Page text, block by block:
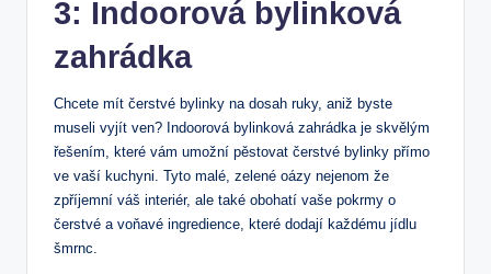
3: Indoorová bylinková
zahrádka
Chcete mít čerstvé bylinky⁤ na dosah ruky, aniž byste​
museli vyjít ven? Indoorová bylinková zahrádka je skvělým
řešením,⁢ které vám umožní pěstovat čerstvé ‌bylinky přímo
ve vaší kuchyni. Tyto malé, zelené ⁤oázy nejenom‍ že
zpříjemní váš ⁤interiér, ale také obohatí vaše pokrmy o
čerstvé a voňavé ​ingredience, které⁤ dodají každému jídlu
šmrnc.